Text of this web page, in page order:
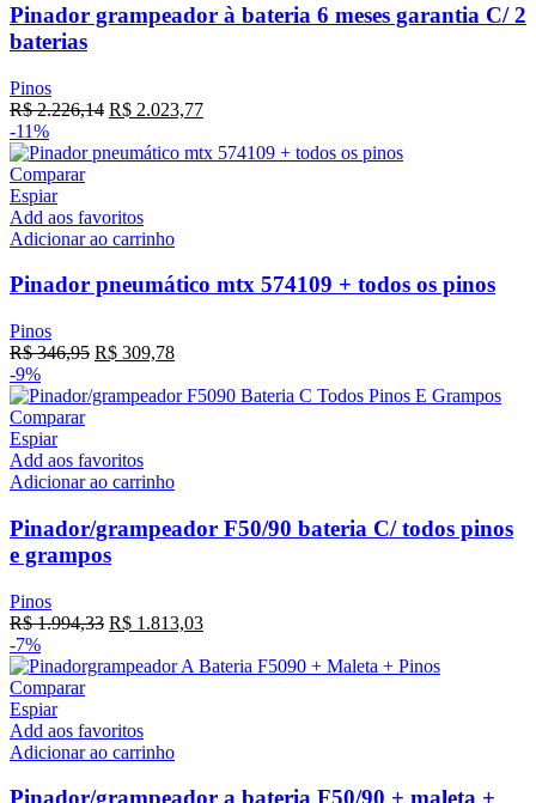
Pinador grampeador à bateria 6 meses garantia C/ 2
baterias
Pinos
R$2.226,14 R$ 2.023,77
-11%
Comparar
Espiar
Add aos favoritos
Adicionar ao carrinho
Pinador pneumático mtx 574109 + todos os pinos
Pinos
R$346,95 R$ 309,78
-9%
Comparar
Espiar
Add aos favoritos
Adicionar ao carrinho
Pinador/grampeador F50/90 bateria C/ todos pinos
e grampos
Pinos
R$1.994,33 R$ 1.813,03
-7%
Comparar
Espiar
Add aos favoritos
Adicionar ao carrinho
Pinador/grampeador a bateria F50/90 + maleta +